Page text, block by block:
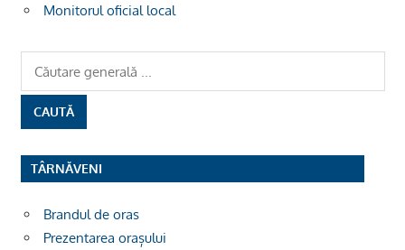
Monitorul oficial local
TÂRNĂVENI
Brandul de oras
Prezentarea orașului